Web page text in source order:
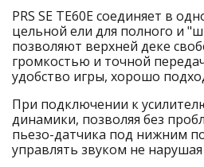
PRS SE TE60E соединяет в
цельной ели для полного и
позволяют верхней деке
громкостью и точной
удобство игры, хорошо
При подключении к
динамики, позволяя без
пьезо-датчика под нижним
управлять звуком не